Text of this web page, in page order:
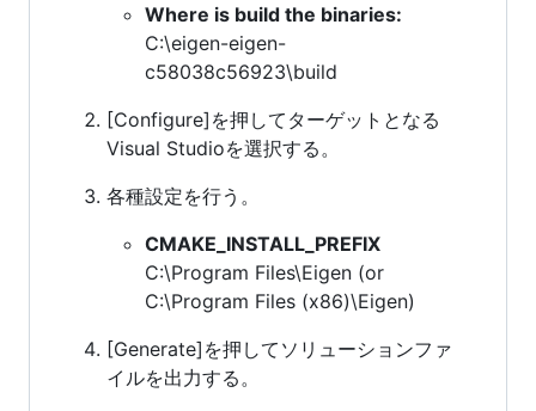
Where is build the binaries:
C:\eigen-eigen-
c58038c56923\build
[Configure]を押してターゲットとなる
Visual Studioを選択する。
各種設定を行う。
CMAKE_INSTALL_PREFIX
C:\Program Files\Eigen (or
C:\Program Files (x86)\Eigen)
[Generate]を押してソリューションファ
イルを出力する。